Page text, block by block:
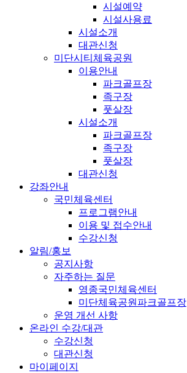
시설예약
시설사용료
시설소개
대관신청
미단시티체육공원
이용안내
파크골프장
족구장
풋살장
시설소개
파크골프장
족구장
풋살장
대관신청
강좌안내
국민체육센터
프로그램안내
이용 및 접수안내
수강신청
알림/홍보
공지사항
자주하는 질문
영종국민체육센터
미단체육공원파크골프장
운영 개선 사항
온라인 수강/대관
수강신청
대관신청
마이페이지